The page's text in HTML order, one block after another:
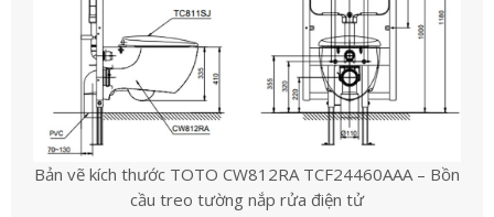
Bản vẽ kích thước TOTO CW812RA TCF24460AAA – Bồn
cầu treo tường nắp rửa điện tử